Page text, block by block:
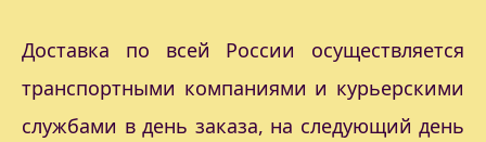
Доставка по всей России осуществляется
транспортными компаниями и курьерскими
службами в день заказа, на следующий день